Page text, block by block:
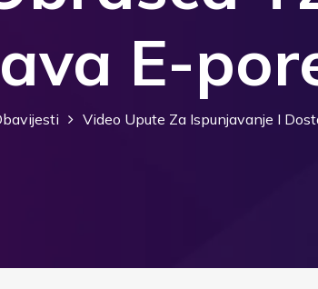
E-
Video Upute Za Ispunjavanje I